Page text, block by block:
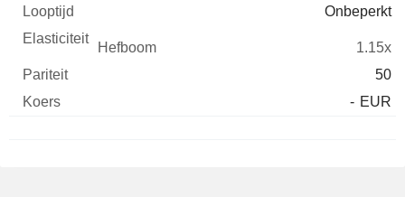
Onbeperkt
1.15x
50
- EUR